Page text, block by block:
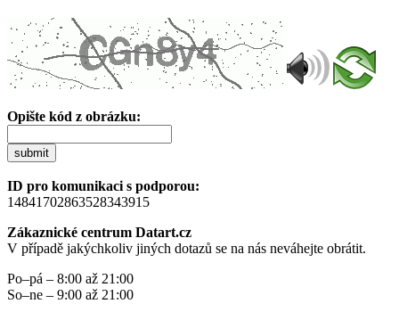
Opište kód z obrázku:
submit
ID pro komunikaci s podporou:
14841702863528343915
Zákaznické centrum Datart.cz
V případě jakýchkoliv jiných dotazů se na nás neváhejte obrátit.
Po–pá – 8:00 až 21:00
So–ne – 9:00 až 21:00